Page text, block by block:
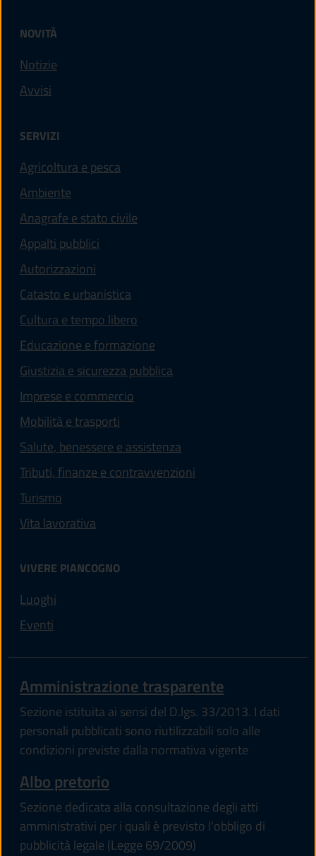
NOVITÀ
Notizie
Avvisi
SERVIZI
Agricoltura e pesca
Ambiente
Anagrafe e stato civile
Appalti pubblici
Autorizzazioni
Catasto e urbanistica
Cultura e tempo libero
Educazione e formazione
Giustizia e sicurezza pubblica
Imprese e commercio
Mobilità e trasporti
Salute, benessere e assistenza
Tributi, finanze e contravvenzioni
Turismo
Vita lavorativa
VIVERE PIANCOGNO
Luoghi
Eventi
Amministrazione trasparente
Sezione istituita ai sensi del D.lgs. 33/2013. I dati
personali pubblicati sono riutilizzabili solo alle
condizioni previste dalla normativa vigente
Albo pretorio
Sezione dedicata alla consultazione degli atti
amministrativi per i quali è previsto l'obbligo di
pubblicità legale (Legge 69/2009)